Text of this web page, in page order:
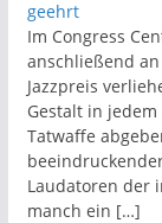
geehrt
Im Congress
anschließend
Jazzpreis
Gestalt in
Tatwaffe
Laudatoren der
manch ein […]